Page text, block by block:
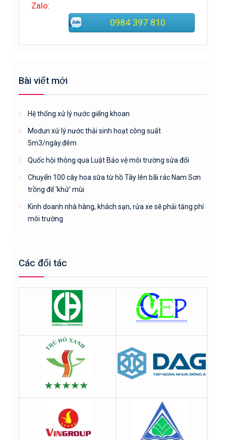
Zalo:
0984 397 810
Bài viết mới
Hệ thống xử lý nước giếng khoan
Modun xử lý nước thải sinh hoạt công suất
5m3/ngày.đêm
Quốc hội thông qua Luật Bảo vệ môi trường sửa đổi
Chuyển 100 cây hoa sữa từ hồ Tây lên bãi rác Nam Sơn
trồng để ‘khử’ mùi
Kinh doanh nhà hàng, khách sạn, rửa xe sẽ phải tăng phí
môi trường
Các đối tác